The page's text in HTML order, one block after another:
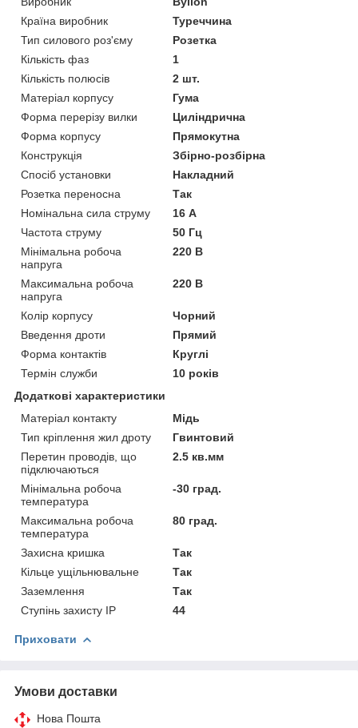
Країна виробник
Туреччина
Тип силового роз'єму
Розетка
Кількість фаз
1
Кількість полюсів
2 шт.
Матеріал корпусу
Гума
Форма перерізу вилки
Циліндрична
Форма корпусу
Прямокутна
Конструкція
Збірно-розбірна
Спосіб установки
Накладний
Розетка переносна
Так
Номінальна сила струму
16 А
Частота струму
50 Гц
Мінімальна робоча
напруга
220 В
Максимальна робоча
напруга
220 В
Колір корпусу
Чорний
Введення дроти
Прямий
Форма контактів
Круглі
Термін служби
10 років
Додаткові характеристики
Матеріал контакту
Мідь
Тип кріплення жил дроту
Гвинтовий
Перетин проводів, що
підключаються
2.5 кв.мм
Мінімальна робоча
температура
-30 град.
Максимальна робоча
температура
80 град.
Захисна кришка
Так
Кільце ущільнювальне
Так
Заземлення
Так
Ступінь захисту IP
44
Приховати
Умови доставки
Нова Пошта